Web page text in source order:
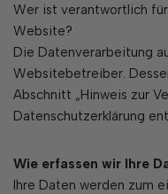
Wer ist verantwortlich
Website?
Die Datenverarbeitung
Websitebetreiber.
Abschnitt „Hinweis zur
Datenschutzerklärung
Wie erfassen wir Ihre
Ihre Daten werden zum